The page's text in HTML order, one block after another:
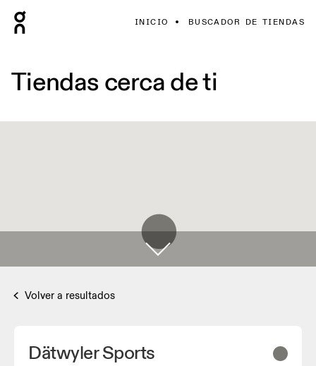
INICIO BUSCADOR DE TIENDAS
Tiendas cerca de ti
Volver a resultados
Dätwyler Sports